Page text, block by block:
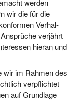
wir die für die
Ver­hal­
ver­jährt
hier­an und
wir im Rah­men des
ver­pflich­tet
auf Grund­la­ge